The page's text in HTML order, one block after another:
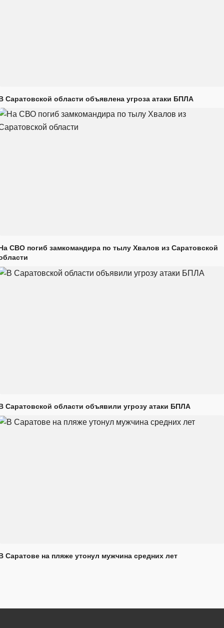
Саратовской области объявлена угроза атаки БПЛА
СВО погиб замкомандира по тылу Хвалов из Саратовской
Саратовской области объявили угрозу атаки БПЛА
Саратове на пляже утонул мужчина средних лет